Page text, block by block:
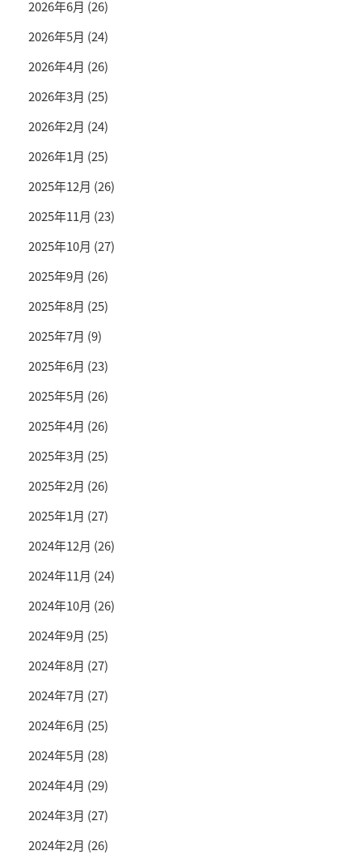
2026年6月 (26)
2026年5月 (24)
2026年4月 (26)
2026年3月 (25)
2026年2月 (24)
2026年1月 (25)
2025年12月 (26)
2025年11月 (23)
2025年10月 (27)
2025年9月 (26)
2025年8月 (25)
2025年7月 (9)
2025年6月 (23)
2025年5月 (26)
2025年4月 (26)
2025年3月 (25)
2025年2月 (26)
2025年1月 (27)
2024年12月 (26)
2024年11月 (24)
2024年10月 (26)
2024年9月 (25)
2024年8月 (27)
2024年7月 (27)
2024年6月 (25)
2024年5月 (28)
2024年4月 (29)
2024年3月 (27)
2024年2月 (26)